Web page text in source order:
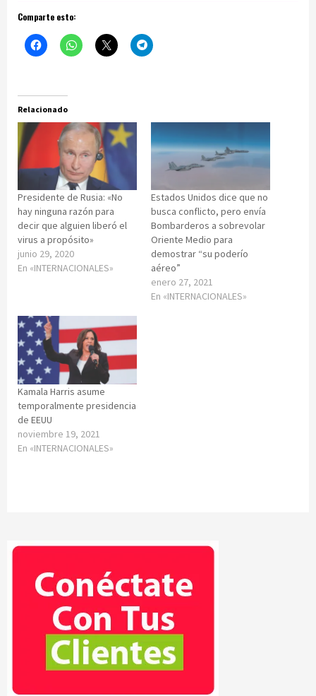
Comparte esto:
Relacionado
Presidente de Rusia: «No
hay ninguna razón para
decir que alguien liberó el
virus a propósito»
junio 29, 2020
En «INTERNACIONALES»
Estados Unidos dice que no
busca conflicto, pero envía
Bombarderos a sobrevolar
Oriente Medio para
demostrar “su poderío
aéreo”
enero 27, 2021
En «INTERNACIONALES»
Kamala Harris asume
temporalmente presidencia
de EEUU
noviembre 19, 2021
En «INTERNACIONALES»